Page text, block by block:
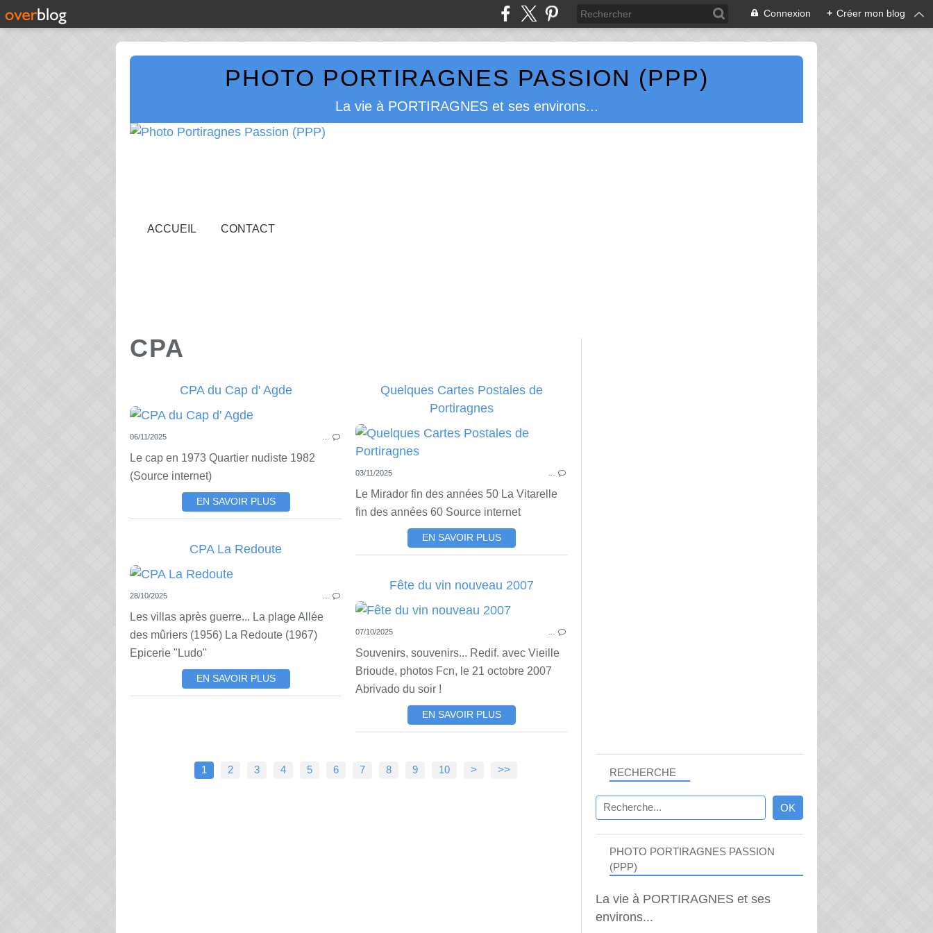
Connexion + Créer mon blog
PHOTO PORTIRAGNES PASSION (PPP)
La vie à PORTIRAGNES et ses environs...
ACCUEIL CONTACT
CPA
CPA du Cap d' Agde
06/11/2025
Le cap en 1973 Quartier nudiste 1982
(Source internet)
EN SAVOIR PLUS
Quelques Cartes Postales de
Portiragnes
03/11/2025
Le Mirador fin des années 50 La Vitarelle
fin des années 60 Source internet
EN SAVOIR PLUS
CPA La Redoute
CPA
28/10/2025
Les villas après guerre... La plage Allée
des mûriers (1956) La Redoute (1967)
Epicerie "Ludo"
EN SAVOIR PLUS
Fête du vin nouveau 2007
07/10/2025
Souvenirs, souvenirs... Redif. avec Vieille
Brioude, photos Fcn, le 21 octobre 2007
Abrivado du soir !
EN SAVOIR PLUS
1 2 3 4 5 6 7 8 9 10 > >> RECHERCHE
PHOTO PORTIRAGNES PASSION
(PPP)
La vie à PORTIRAGNES et ses
environs...